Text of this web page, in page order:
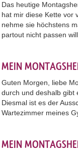
Das heutige
hat mir diese Kette vor
nehme sie höchstens
partout nicht passen
MEIN
Guten Morgen, liebe
durch und deshalb gibt
Diesmal ist es der
Wartezimmer meines
MEIN